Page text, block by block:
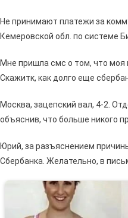
Не принимают платежи за
Кемеровской обл. по системе
Мне пришла смс о том, что моя
Скажитк, как долго еще
Москва, зацепский вал, 4-2.
объяснив, что больше никого
Юрий, за разъяснением
Сбербанка. Желательно, в